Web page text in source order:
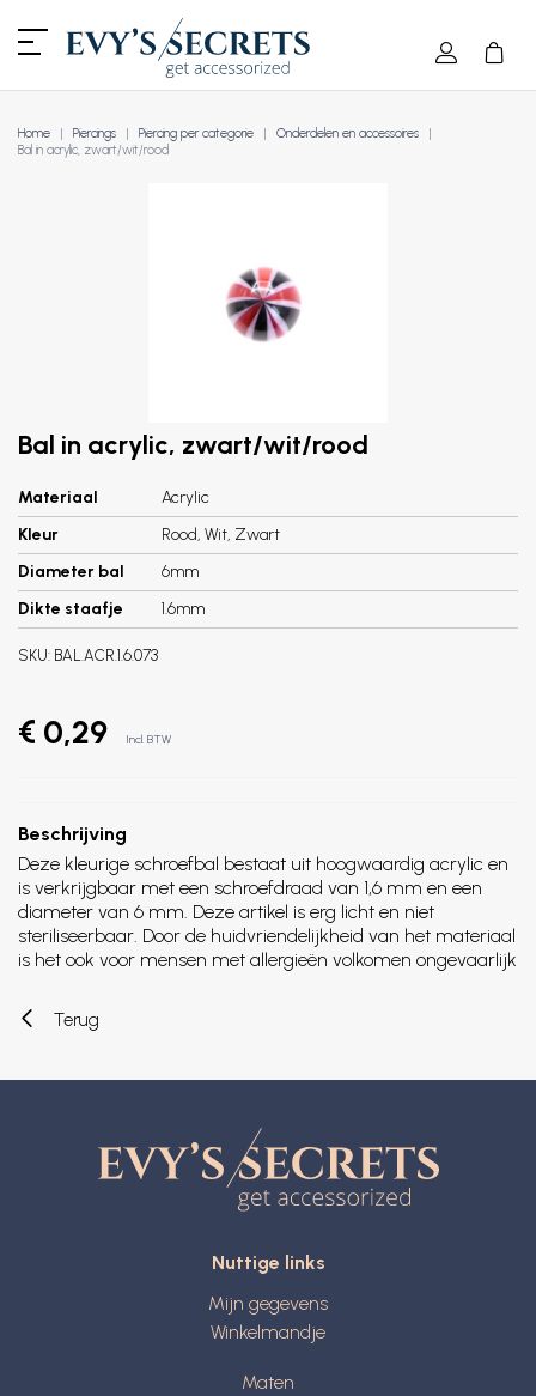
Home Piercings Piercing per categorie
Onderdelen en accessoires
Bal in acrylic, zwart/wit/rood
Bal in acrylic, zwart/wit/rood
Materiaal
Acrylic
Kleur
Rood, Wit, Zwart
Diameter bal
6mm
Dikte staafje
1.6mm
SKU: BAL.ACR.1.6.073
€ 0,29 Incl. BTW
Beschrijving
Deze kleurige schroefbal bestaat uit hoogwaardig acrylic en
is verkrijgbaar met een schroefdraad van 1,6 mm en een
diameter van 6 mm. Deze artikel is erg licht en niet
steriliseerbaar. Door de huidvriendelijkheid van het materiaal
is het ook voor mensen met allergieën volkomen ongevaarlijk
Terug
Nuttige links
Mijn gegevens
Winkelmandje
Maten